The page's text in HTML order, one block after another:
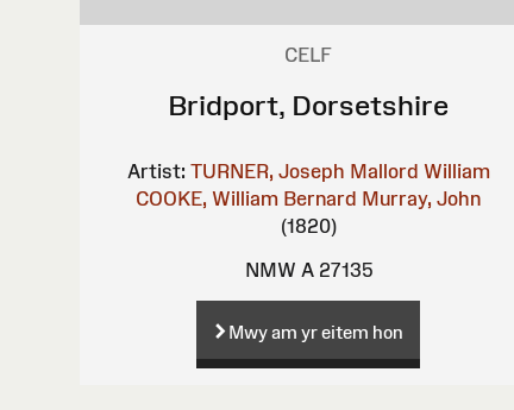
CELF
Bridport, Dorsetshire
Artist: TURNER, Joseph Mallord William
COOKE, William Bernard Murray, John
(1820)
NMW A 27135
Mwy am yr eitem hon